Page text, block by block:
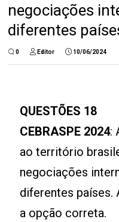
negociações
diferentes
0 Editor 10/06/2024
QUESTÕES 18
CEBRASPE 2024:
ao território
negociações
diferentes países.
a opção correta.